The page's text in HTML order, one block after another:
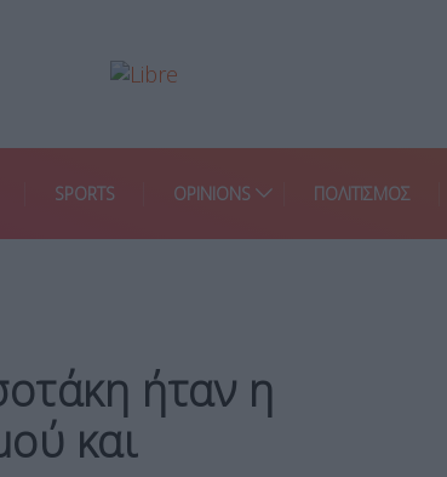
SPORTS OPINIONS ΠΟΛΙΤΙΣΜΟΣ
ήταν η
και